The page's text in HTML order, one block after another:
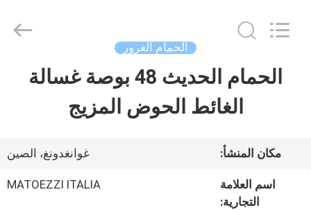
منزل
أشرطة
HOME
Furniture
الحمام الغرور
الحمام الحديث 48 بوصة غسالة
الغائط الحوض المزيج
مكان المنشأ: غوانغدونغ، الصين
اسم العلامة
التجارية:
MATOEZZI ITALIA